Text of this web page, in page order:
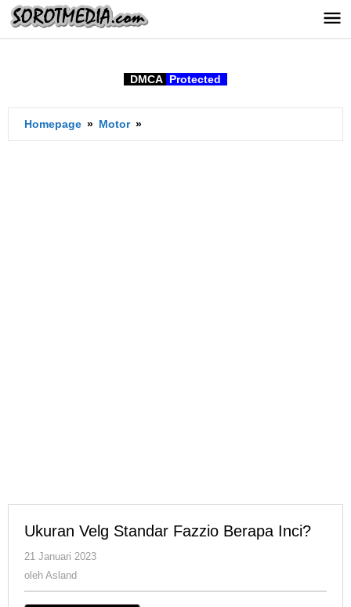
Lewati
ke
konten
DMCA Protected
Homepage » Motor »
Velg
Ukuran Velg Standar Fazzio Berapa Inci?
21 Januari 2023
oleh Asland